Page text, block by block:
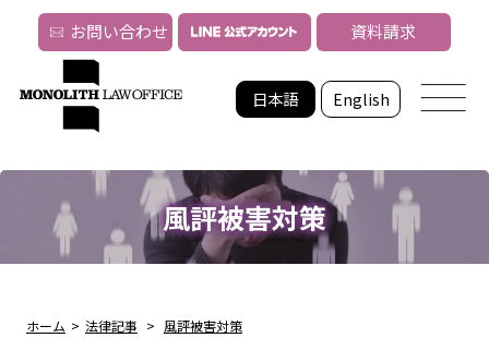
日本語 English
お問い合わせ 資料請求
風評被害対策
ホーム > 法律記事 > 風評被害対策